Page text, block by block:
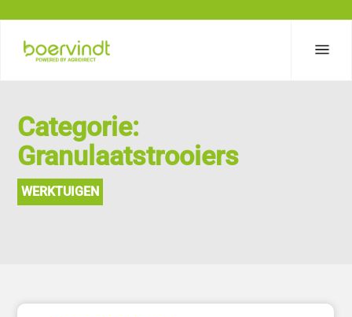
Categorie:
Granulaatstrooiers
WERKTUIGEN